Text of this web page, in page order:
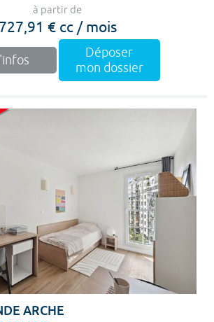
à partir de
727,91 € cc / mois
Déposer
mon dossier
ARCHE